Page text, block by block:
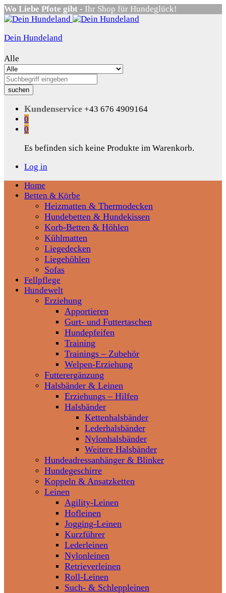
Wo Liebe Pfote gibt - Ihr Shop für Hundeglück!
Dein Hundeland
Alle
suchen
Kundenservice +43 676 4909164
0
0
Es befinden sich keine Produkte im Warenkorb.
Log in
Home
Betten & Körbe
Heizmatten & Thermodecken
Hundebetten & Hundekissen
Korb-Betten & Höhlen
Kühlmatten
Liegedecken
Liegehöhlen
Sofas
Fellpflege
Hundewelt
Erziehung
Apportieren
Gurt- und Futtertaschen
Hundepfeifen
Training
Trainings – Zubehör
Welpen-Erziehung
Futterergänzung
Halsbänder & Leinen
Erziehungs – Hilfen
Halsbänder
Kettenhalsbänder
Lederhalsbänder
Nylonhalsbänder
Weitere Halsbänder
Hundeadressanhänger & Blinker
Hundegeschirre
Koppeln & Ansatzketten
Leinen
Agility-Leinen
Hofleinen
Jogging-Leinen
Kurzführer
Lederleinen
Nylonleinen
Retrieverleinen
Roll-Leinen
Such- & Schleppleinen